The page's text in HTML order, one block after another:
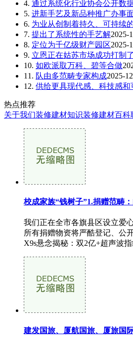
4. 通过系统化行业协会公开数
5. 进新手艺及新品种推广办事
6. 为业从创制着持久、可持续
7. 提出了系统性的手艺解2025-
8. 定位为千亿级财产园区2025-
9. 立恩正在姑苏市场成功打制
10. 如欧派取万科、碧等合做
11. 队由多范畴专家构成2025-
12. 供给更具现代感、科技感和
热点推荐
关于我们装修建材知识装修建材百科
校成家族“钱树子”1.捐赠范畴：
我们正在全市各旗县区设立爱
所有捐赠物资将严酷登记、公
X9s悬念揭秘：双2亿+超声波
建发国旅、厦航国旅、厦旅国